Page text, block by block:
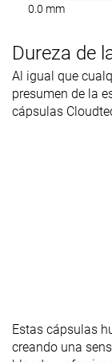
0.0 mm
Dureza de
Al igual que
presumen de la
cápsulas
Estas cápsulas
creando una